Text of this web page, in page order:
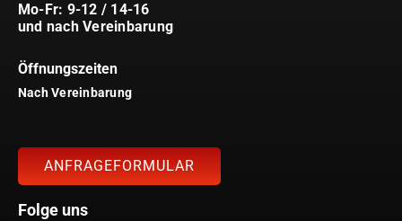
Mo-Fr: 9-12 / 14-16
und nach Vereinbarung
Öffnungszeiten
Nach Vereinbarung
ANFRAGEFORMULAR
Folge uns